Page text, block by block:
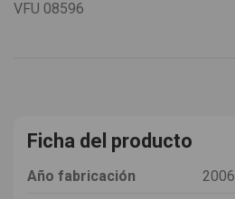
VFU 08596
Ficha del producto
Año fabricación
2006